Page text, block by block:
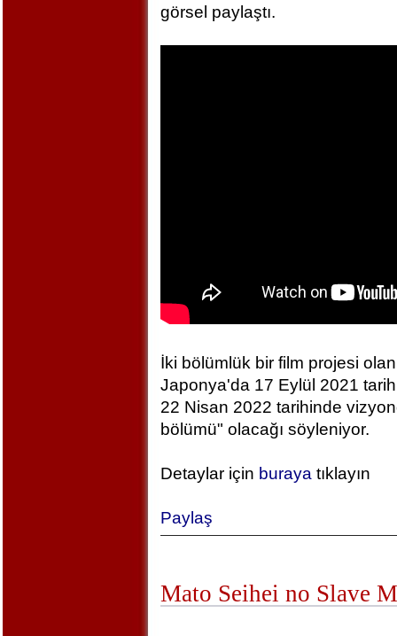
görsel paylaştı.
İki bölümlük bir film projesi
Japonya'da 17 Eylül 2021
22 Nisan 2022 tarihinde
bölümü" olacağı söyleniyor.
Detaylar için buraya tıklayın
Paylaş
Mato Seihei no Slave